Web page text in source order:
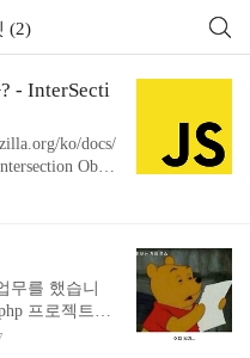
(2)
- InterSecti
ko/docs/
Obser
최상위 docum
합니다: 페이
지나 다른 콘
콘텐츠가 로
이동하지 않아
수익을 계산
무를 했습니
프로젝트를
처음으로 메